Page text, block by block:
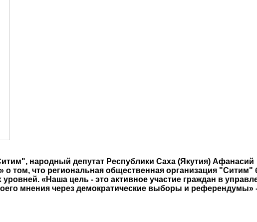
народный депутат Республики Саха (Якутия) Афанасий
том, что региональная общественная организация "Ситим"
«Наша цель - это активное участие граждан в
мнения через демократические выборы и референдумы» -